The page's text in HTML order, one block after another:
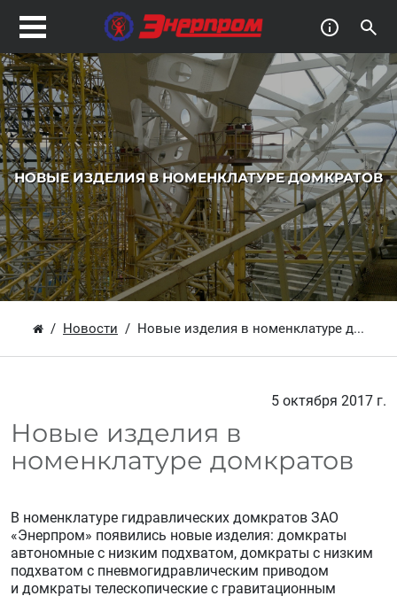
НОВЫЕ ИЗДЕЛИЯ В НОМЕНКЛАТУРЕ ДОМКРАТОВ
Новости Новые изделия в номенклатуре д...
5 октября 2017 г.
Новые изделия в
номенклатуре домкратов
В номенклатуре гидравлических домкратов ЗАО
«Энерпром» появились новые изделия: домкраты
автономные с низким подхватом, домкраты с низким
подхватом с пневмогидравлическим приводом
и домкраты телескопические с гравитационным